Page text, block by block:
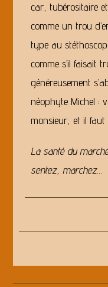
car, tubérositaire
comme un trou
type au
comme s’il faisait
généreusement
néophyte Michel :
monsieur, et il faut
La santé du
sentez, marchez…